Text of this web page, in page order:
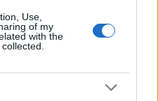
Use,
of my
with the
aver preso in
a fronte di molti non
al ricatto finale,
invece essere